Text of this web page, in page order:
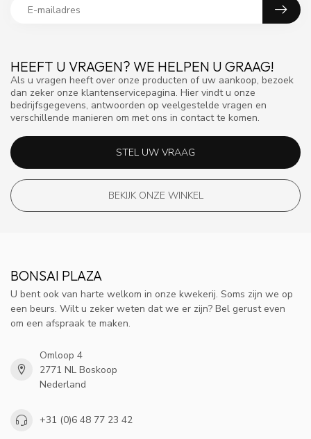
HEEFT U VRAGEN? WE HELPEN U GRAAG!
Als u vragen heeft over onze producten of uw aankoop, bezoek
dan zeker onze klantenservicepagina. Hier vindt u onze
bedrijfsgegevens, antwoorden op veelgestelde vragen en
verschillende manieren om met ons in contact te komen.
STEL UW VRAAG
BEKIJK ONZE WINKEL
BONSAI PLAZA
U bent ook van harte welkom in onze kwekerij. Soms zijn we op
een beurs. Wilt u zeker weten dat we er zijn? Bel gerust even
om een afspraak te maken.
Omloop 4
2771 NL Boskoop
Nederland
+31 (0)6 48 77 23 42